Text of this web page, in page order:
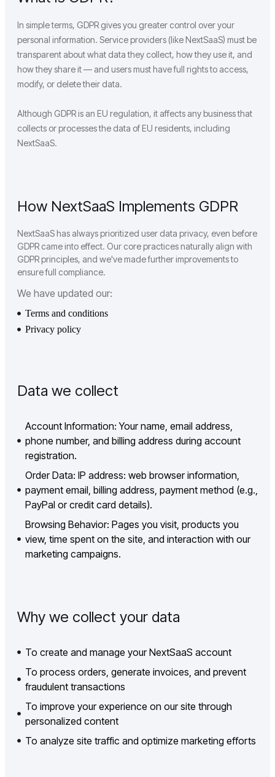
In simple terms, GDPR gives you greater control over your
personal information. Service providers (like NextSaaS) must be
transparent about what data they collect, how they use it, and
how they share it — and users must have full rights to access,
modify, or delete their data.
Although GDPR is an EU regulation, it affects any business that
collects or processes the data of EU residents, including
NextSaaS.
How NextSaaS Implements GDPR
NextSaaS has always prioritized user data privacy, even before
GDPR came into effect. Our core practices naturally align with
GDPR principles, and we've made further improvements to
ensure full compliance.
We have updated our:
Terms and conditions
Privacy policy
Data we collect
Account Information: Your name, email address,
phone number, and billing address during account
registration.
Order Data: IP address: web browser information,
payment email, billing address, payment method (e.g.,
PayPal or credit card details).
Browsing Behavior: Pages you visit, products you
view, time spent on the site, and interaction with our
marketing campaigns.
Why we collect your data
To create and manage your NextSaaS account
To process orders, generate invoices, and prevent
fraudulent transactions
To improve your experience on our site through
personalized content
To analyze site traffic and optimize marketing efforts